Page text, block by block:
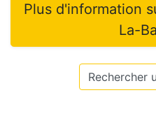
Plus d'information
La-
Rechercher